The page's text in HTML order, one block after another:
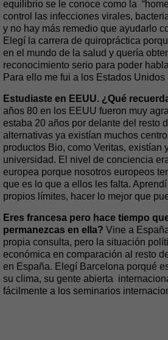
equilibrio se le conoce como la
control las infecciones virales,
y no hay más remedio que ayudarlo
Elegí la carrera de quiropráctica
en el mundo de la salud y quería
reconocimiento serio para poder
Para ello me fui a los Estados Unidos
Estudiaste en EEUU. ¿Qué
años 80 en los EEUU fueron muy
estaba 20 años por delante del resto
alternativas ya existían muchos
productos Bio, como Veritas,
universidad. El nivel de conciencia
europea porque nosotros europeos
que es lo que a ellos les falta.
propios límites, hacer lo mejor que
Eres francesa pero hace tiempo
permanezcas en ella? Vine a
propia consulta, pero la situación
económica en comparación al resto
en España. Elegí Barcelona porqué
su clima, su gente abierta
fácilmente a los seminarios